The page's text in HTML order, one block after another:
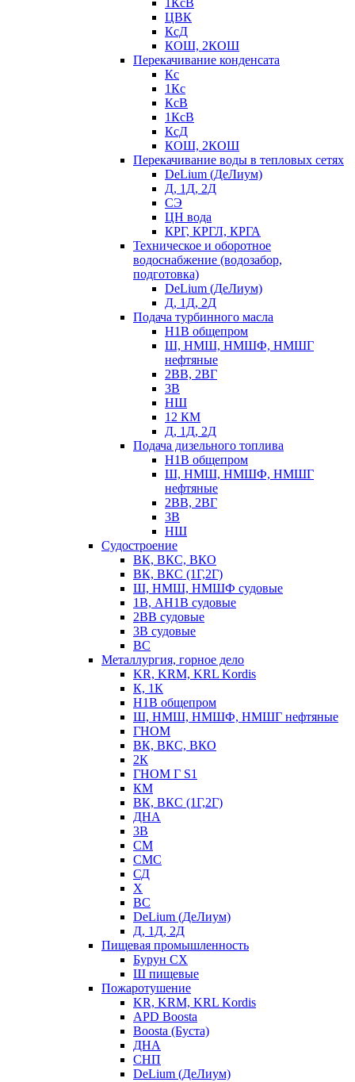
1КсВ
ЦВК
КсД
КОШ, 2КОШ
Перекачивание конденсата
Кс
1Кс
КсВ
1КсВ
КсД
КОШ, 2КОШ
Перекачивание воды в тепловых сетях
DeLium (ДеЛиум)
Д, 1Д, 2Д
СЭ
ЦН вода
КРГ, КРГЛ, КРГА
Техническое и оборотное
водоснабжение (водозабор,
подготовка)
DeLium (ДеЛиум)
Д, 1Д, 2Д
Подача турбинного масла
Н1В общепром
Ш, НМШ, НМШФ, НМШГ
нефтяные
2ВВ, 2ВГ
3В
НШ
12 КМ
Д, 1Д, 2Д
Подача дизельного топлива
Н1В общепром
Ш, НМШ, НМШФ, НМШГ
нефтяные
2ВВ, 2ВГ
3В
НШ
Судостроение
ВК, ВКС, ВКО
ВК, ВКС (1Г,2Г)
Ш, НМШ, НМШФ судовые
1В, АН1В судовые
2ВВ судовые
3В судовые
ВС
Металлургия, горное дело
KR, KRM, KRL Kordis
К, 1К
Н1В общепром
Ш, НМШ, НМШФ, НМШГ нефтяные
ГНОМ
ВК, ВКС, ВКО
2К
ГНОМ Г S1
КМ
ВК, ВКС (1Г,2Г)
ДНА
3В
СМ
СМС
СД
Х
ВС
DeLium (ДеЛиум)
Д, 1Д, 2Д
Пищевая промышленность
Бурун СХ
Ш пищевые
Пожаротушение
KR, KRM, KRL Kordis
APD Boosta
Boosta (Буста)
ДНА
СНП
DeLium (ДеЛиум)